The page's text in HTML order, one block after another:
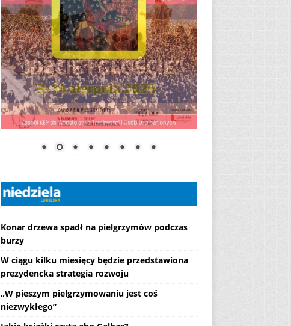
Konar drzewa spadł na pielgrzymów podczas
burzy
W ciągu kilku miesięcy będzie przedstawiona
prezydencka strategia rozwoju
„W pieszym pielgrzymowaniu jest coś
niezwykłego”